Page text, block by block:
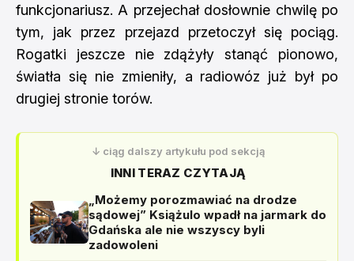
funkcjonariusz. A przejechał dosłownie chwilę po
tym, jak przez przejazd przetoczył się pociąg.
Rogatki jeszcze nie zdążyły stanąć pionowo,
światła się nie zmieniły, a radiowóz już był po
drugiej stronie torów.
↓ ciąg dalszy artykułu pod sekcją
INNI TERAZ CZYTAJĄ
„Możemy porozmawiać na drodze
sądowej” Książulo wpadł na jarmark do
Gdańska ale nie wszyscy byli
zadowoleni